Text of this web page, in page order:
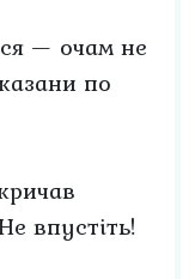
— очам не
по
впустіть!